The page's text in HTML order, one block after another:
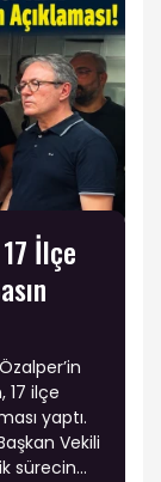
İlçe
17 ilçe
yaptı.
Vekili
sürecin